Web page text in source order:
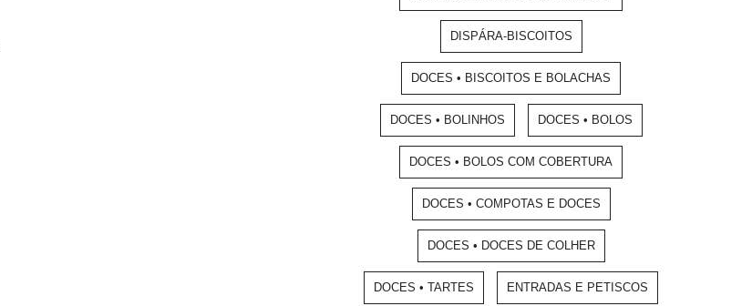
DISPÁRA-BISCOITOS
DOCES • BISCOITOS E BOLACHAS
DOCES • BOLINHOS DOCES • BOLOS
DOCES • BOLOS COM COBERTURA
DOCES • COMPOTAS E DOCES
DOCES • DOCES DE COLHER
DOCES • TARTES ENTRADAS E PETISCOS